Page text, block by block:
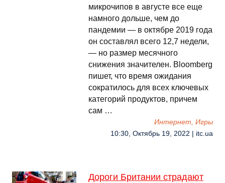
микрочипов в августе все еще
намного дольше, чем до
пандемии — в октябре 2019 года
он составлял всего 12,7 недели,
— но размер месячного
снижения значителен. Bloomberg
пишет, что время ожидания
сократилось для всех ключевых
категорий продуктов, причем
сам …
Интернет, Игры
10:30, Октябрь 19, 2022 | itc.ua
Дороги Британии страдают